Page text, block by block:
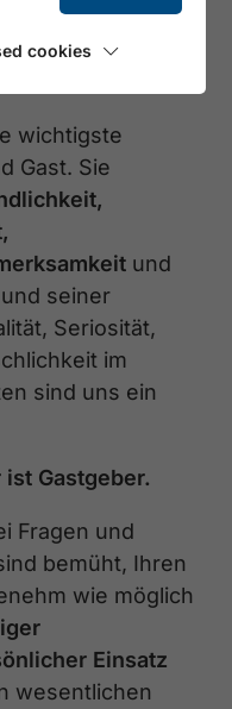
entstandenen
Achentalerhof
wichtigste
Gast. Sie
und
seiner
Seriosität,
im
sind uns ein
Gastgeber.
Fragen und
bemüht, Ihren
wie möglich
Einsatz
wesentlichen
cookies